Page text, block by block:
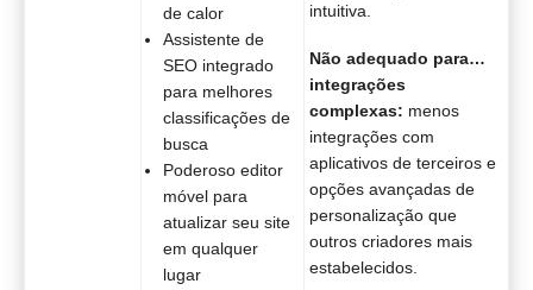
de calor
Assistente de
SEO integrado
para melhores
classificações de
busca
Poderoso editor
móvel para
atualizar seu site
em qualquer
lugar
intuitiva.
Não adequado para…
integrações
complexas: menos
integrações com
aplicativos de terceiros e
opções avançadas de
personalização que
outros criadores mais
estabelecidos.